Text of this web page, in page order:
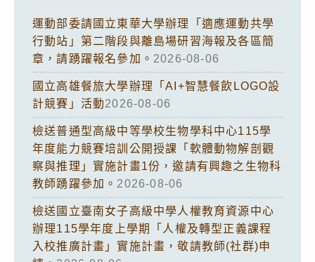
運動部委請國立東華大學辦理「適應運動共學
行動站」第二階段與離島場研習海報及各區簡
章，請踴躍報名參加。 2026-08-06
國立高雄餐旅大學辦理「AI+智慧餐飲LOGO設
計競賽」活動2026-08-06
檢送普通型高級中等學校生物學科中心115學
年度能力競賽培訓公開授課「軟體動物解剖觀
察與推理」實施計畫1份，邀請有興趣之生物科
教師踴躍參加。 2026-08-06
檢送國立臺南女子高級中學人權教育資源中心
辦理115學年度上學期「人權及轉型正義課程
入校推廣計畫」實施計畫，敬請教師(社群)申